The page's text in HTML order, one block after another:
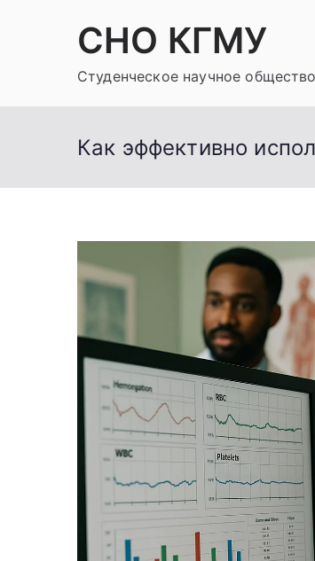
СНО КГМУ
Студенческое научное
Как эффективно